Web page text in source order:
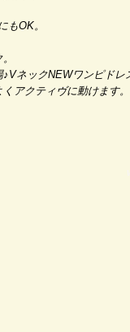
もOK。
♪VネックNEWワンピド
アクティヴに動けます。